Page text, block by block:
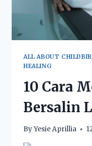
ALL ABOUT
HEALING
10 Cara
Bersalin
ByYesie Aprillia